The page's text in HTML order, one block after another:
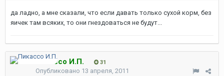
да ладно, а мне сказали, что если давать только сухой корм, без
яичек там всяких, то они гнездоваться не будут...
Пикассо И.П. 31
Опубликовано 13 апреля, 2011